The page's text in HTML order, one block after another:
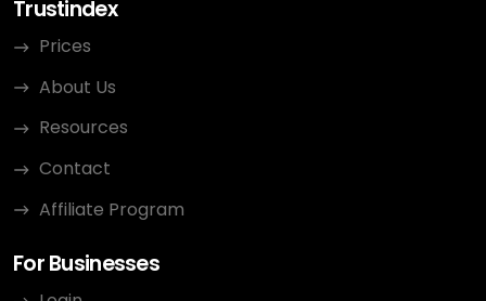
Trustindex
Prices
About Us
Resources
Contact
Affiliate Program
For Businesses